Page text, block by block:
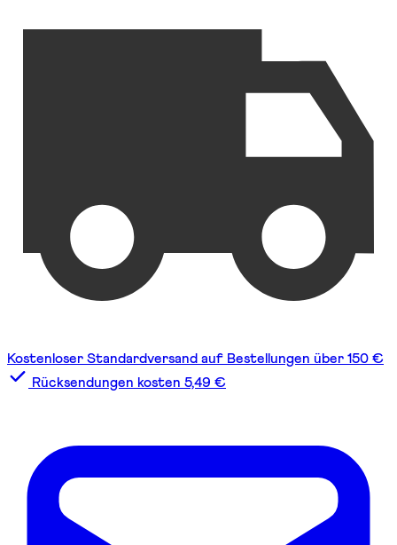
Kostenloser Standardversand auf Bestellungen über 150 €
Rücksendungen kosten 5,49 €